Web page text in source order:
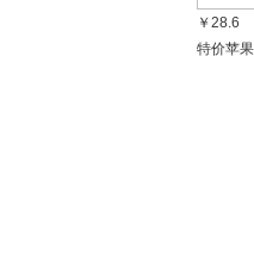
￥28.6
特价苹